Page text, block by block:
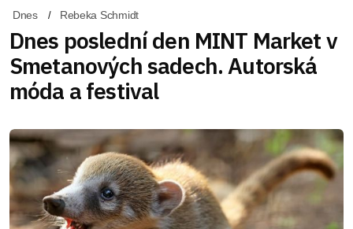
Dnes Rebeka Schmidt
Dnes poslední den MINT Market v
Smetanových sadech. Autorská
móda a festival